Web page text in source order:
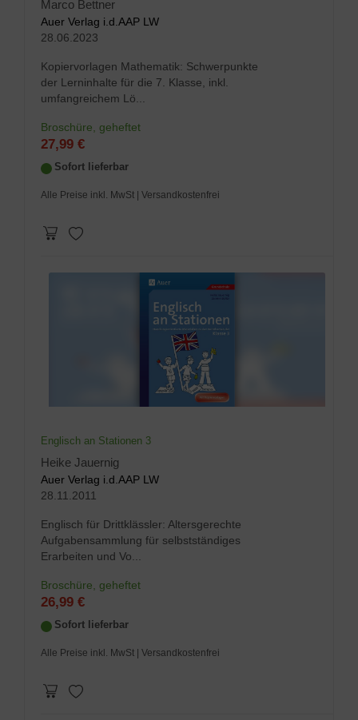
Marco Bettner
Auer Verlag i.d.AAP LW
28.06.2023
Kopiervorlagen Mathematik: Schwerpunkte
der Lerninhalte für die 7. Klasse, inkl.
umfangreichem Lö...
Broschüre, geheftet
27,99 €
Sofort lieferbar
Alle Preise inkl. MwSt | Versandkostenfrei
Englisch an Stationen 3
Heike Jauernig
Auer Verlag i.d.AAP LW
28.11.2011
Englisch für Drittklässler: Altersgerechte
Aufgabensammlung für selbstständiges
Erarbeiten und Vo...
Broschüre, geheftet
26,99 €
Sofort lieferbar
Alle Preise inkl. MwSt | Versandkostenfrei